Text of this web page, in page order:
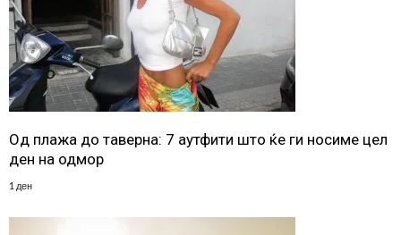
Од плажа до таверна: 7 аутфити што ќе ги носиме цел
ден на одмор
1 ден